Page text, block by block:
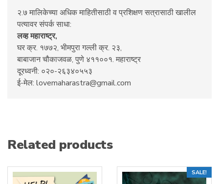
२.७ मालिकेच्या अधिक माहितीसाठी व प्रशिक्षण सत्रासाठी खालील
पत्यावर संपर्क साधा:
लव्ह महाराष्ट्र,
घर क्र. १७७२, भीमपुरा गल्ली क्र. २३,
बाबाजान चौकाजवळ, पुणे ४११००१. महाराष्ट्र
दूरध्वनी: ०२०-२६३४०५५३
ई-मेल: lovemaharastra@gmail.com
Related products
SALE!